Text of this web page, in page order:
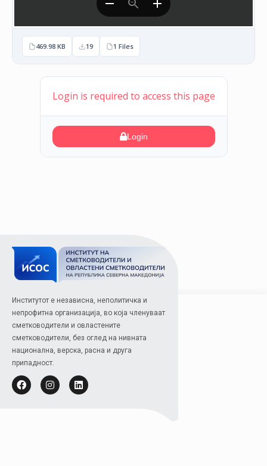
469.98 KB 19 1 Files
Login is required to access this page
Login
Институтот е независна, неполитичка и
непрофитна организација, во која членуваат
сметководители и овластените
сметководители, без оглед на нивната
национална, верска, расна и друга
припадност.